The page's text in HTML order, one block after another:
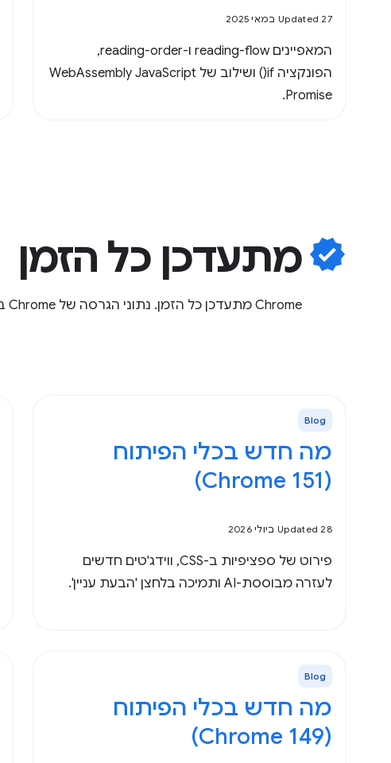
Updated 27 במאי 2025
המאפיינים reading-flow ו-reading-order,
הפונקציה if() ושילוב של WebAssembly JavaScript
Promise.
verified מתעדכן כל הזמן
Chrome מתעדכן כל הזמן. נתוני הגרסה של Chrome בגרסה היציבה ובגרסת הבטא, עדכונים ל-WebGPU ועוד.
Blog
מה חדש בכלי הפיתוח
(Chrome 151)
Updated 28 ביולי 2026
פירוט של ספציפיות ב-CSS, ווידג'טים חדשים
לעזרה מבוססת-AI ותמיכה בלחצן 'הבעת עניין'.
Blog
מה חדש בכלי הפיתוח
(Chrome 149)